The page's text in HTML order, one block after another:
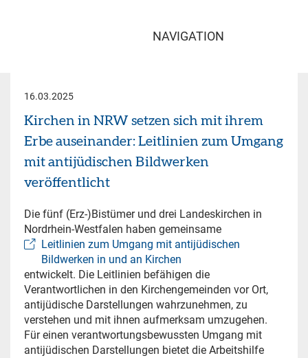
NAVIGATION
16.03.2025
Kirchen in NRW setzen sich mit ihrem
Erbe auseinander: Leitlinien zum Umgang
mit antijüdischen Bildwerken
veröffentlicht
Die fünf (Erz-)Bistümer und drei Landeskirchen in
Nordrhein-Westfalen haben gemeinsame
Leitlinien zum Umgang mit antijüdischen
Bildwerken in und an Kirchen
entwickelt. Die Leitlinien befähigen die
Verantwortlichen in den Kirchengemeinden vor Ort,
antijüdische Darstellungen wahrzunehmen, zu
verstehen und mit ihnen aufmerksam umzugehen.
Für einen verantwortungsbewussten Umgang mit
antijüdischen Darstellungen bietet die Arbeitshilfe